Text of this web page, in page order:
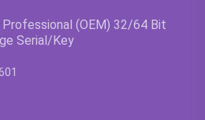
(OEM) 32/64 Bit
Serial/Key